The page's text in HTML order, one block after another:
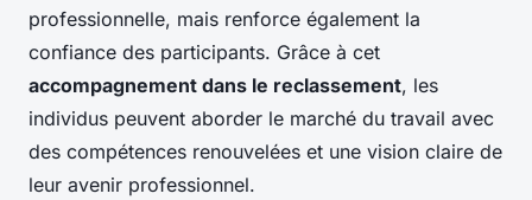
professionnelle, mais renforce également la
confiance des participants. Grâce à cet
accompagnement dans le reclassement, les
individus peuvent aborder le marché du travail avec
des compétences renouvelées et une vision claire de
leur avenir professionnel.